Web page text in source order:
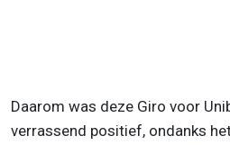
Daarom was deze Giro voor
verrassend positief, ondanks